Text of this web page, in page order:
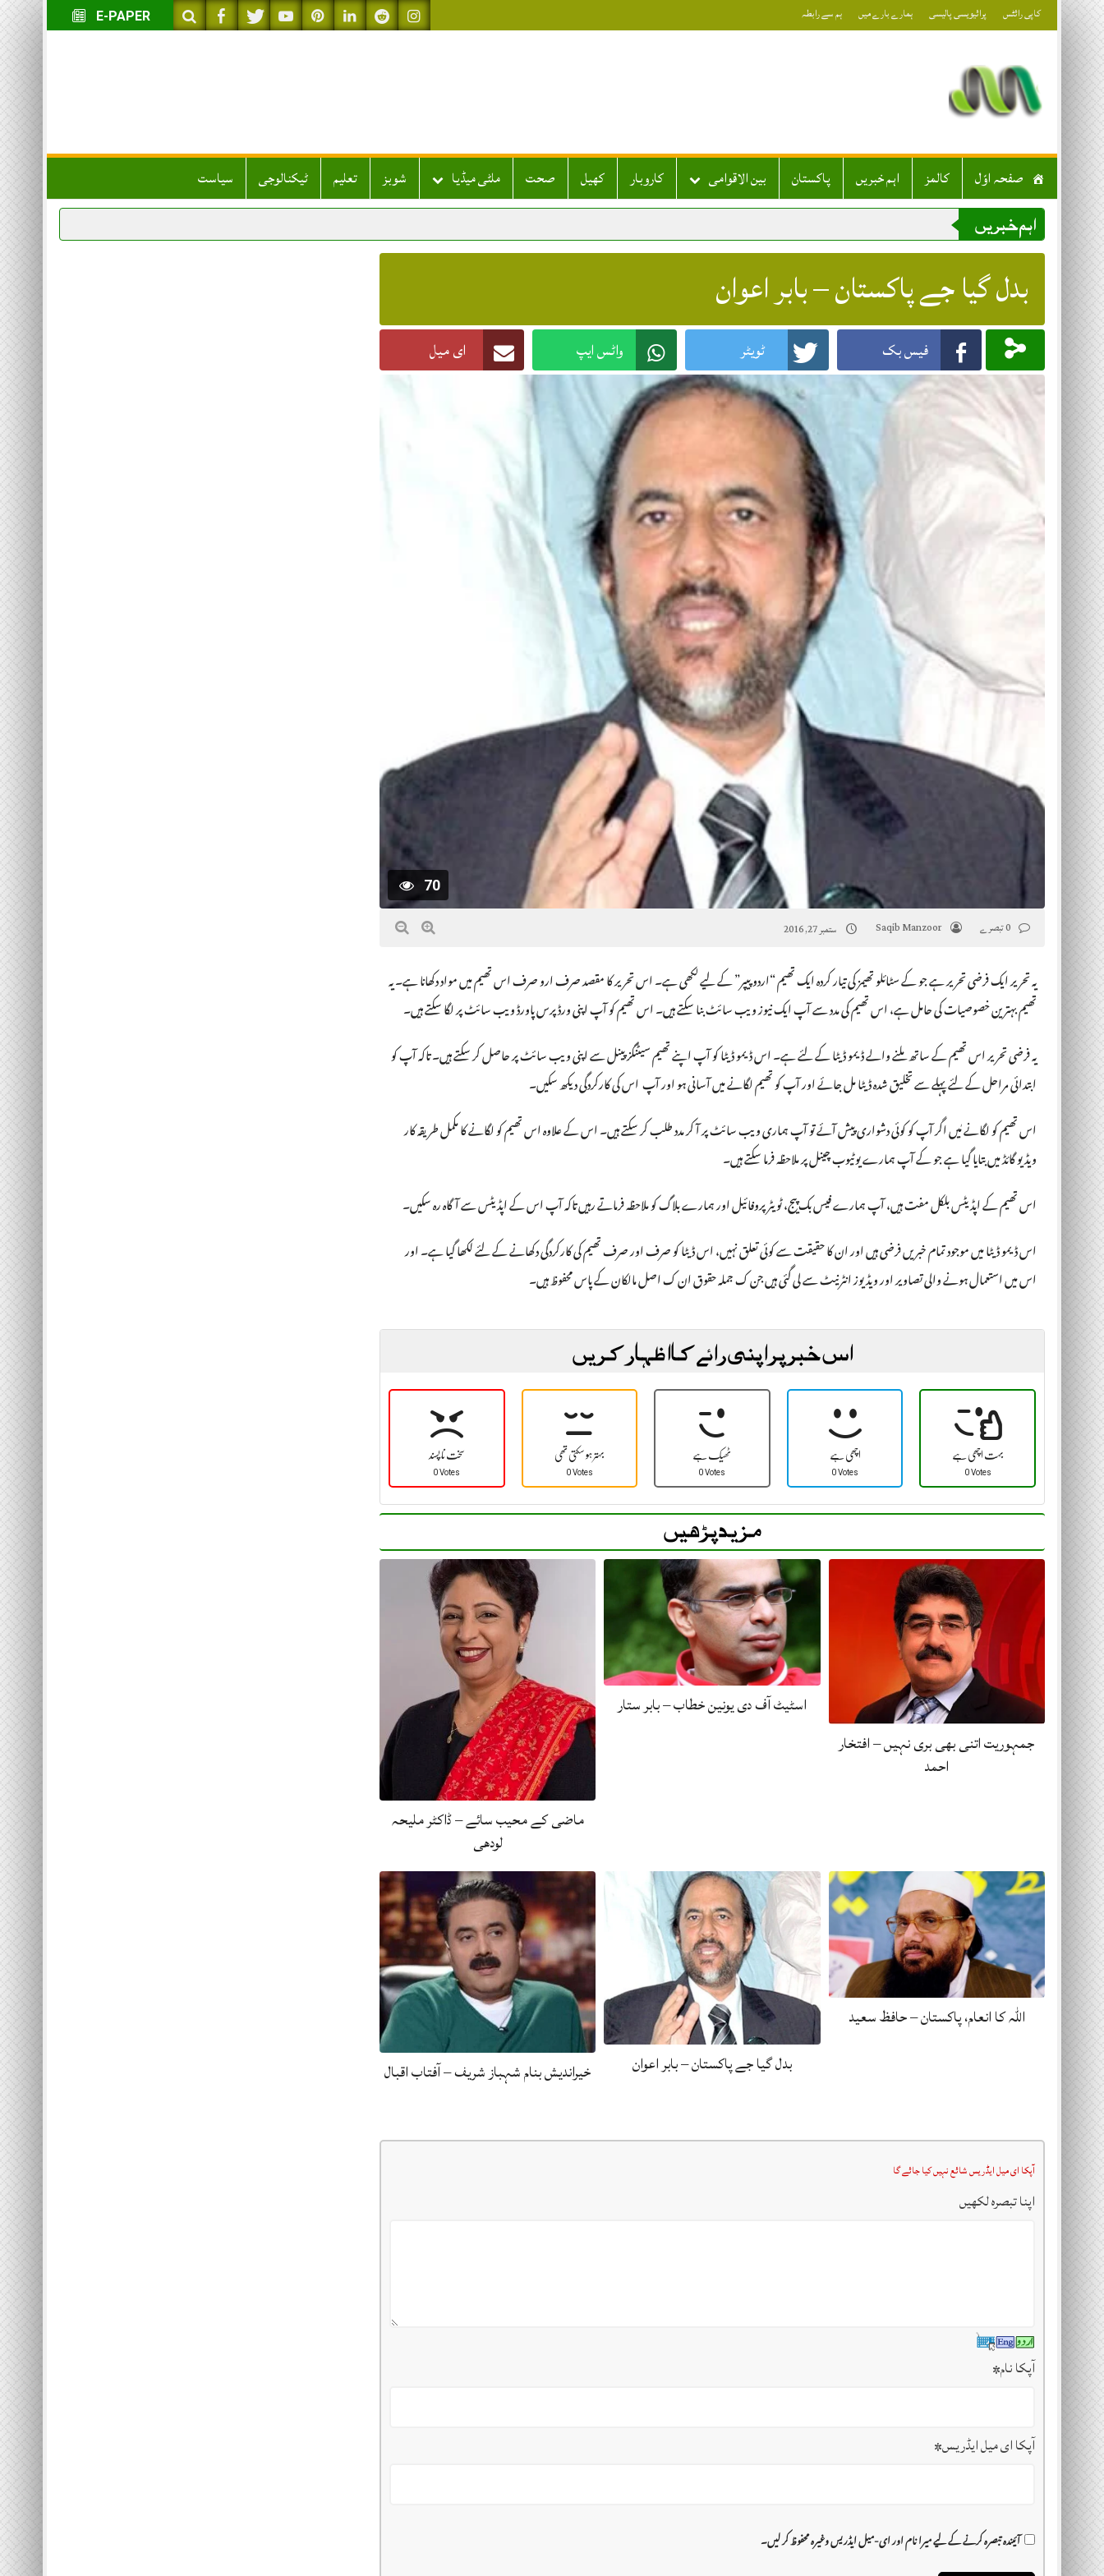
to
content
E-PAPER کاپی رائٹس پرائیویسی پالیسی ہمارے بارے میں ہم سے رابطہ
صفحہ اوّل کالمز اہم خبریں پاکستان بین الاقوامی کاروبار کھیل صحت ملٹی میڈیا شوبز تعلیم ٹیکنالوجی سیاست
اہم خبریں
بدل گیا جے پاکستان – بابر اعوان
فیس بک ٹویٹر واٹس ایپ ای میل
70
Saqib Manzoor ستمبر 27, 2016
یہ تحریر ایک فرضی تحریر ہے جو کے سٹائلو تھیمز کی تیار کردہ ایک تھیم “اردو پیپر” کے لیے لکھی ہے۔ اس تحریر کا مقصد صرف ارو صرف اس تھیم میں مواد دکھانا ہے۔ یہ
تھیم بہترین خصوصیات کی حامل ہے، اس تھیم کی مدد سے آپ ایک نیوز ویب سائٹ بنا سکتے ہیں۔ اس تھیم کو آپ اپنی ورڈپرس پاورڈ ویب سائٹ پر لگا سکتے ہیں۔
یہ فرضی تحریر اس تھیم کے ساتھ ملنے والے ڈیمو ڈیٹا کے لئے ہے۔ اس ڈیمو ڈیٹا کو آپ اپنے تھیم سیٹنگز پینل سے اپنی ویب سائٹ پر حاصل کر سکتے ہیں۔ تاکہ آپ کو
ابتدائی مراحل کے لئے پہلے سے تخلیق شدہ ڈیٹا مل جائے اور آپ کو تھیم لگانے میں آسانی ہو اور آپ اس کی کارکردگی دیکھ سکیں۔
اس تھیم کو لگانے مٰیں اگر آپ کو کوئی دشواری پیش آئے تو آپ ہماری ویب سائٹ پر آ کر مدد طلب کر سکتے ہیں۔ اس کے علاوہ اس تھیم کو لگانے کا مکمل طریقہ کار
ویڈیو گائڈ میں بتایا گیا ہے جو کے آپ ہمارے یوٹیوب چینل پر ملاحظہ فرما سکتے ہیں۔
اس تھیم کے اپڈیٹس بلکل مفت ہیں، آپ ہمارے فیس بک پیج، ٹویٹر پروفائیل اور ہمارے بلاگ کو ملاحظہ فرماتے رہیں تاکہ آپ اس کے اپڈیٹس سے آگاہ رہ سکیں۔
اس ڈیمو ڈیٹا میں موجود تمام خبریں فرضی ہیں اور ان کا حقیقت سے کوئی تعلق نہیں، اس ڈیٹا کو صرف اور صرف تھیم کی کارکردگی دکھانے کے لئے لکھا گیا ہے۔ اور
اس میں استعمال ہونے والی تصاویر اور ویڈیوز انٹرنیٹ سے لی گئی ہیں جن ک جملہ حقوق ان ک اصل مالکان کے پاس محفوظ ہیں۔
اس خبر پر اپنی رائے کا اظہار کریں
سخت نا پسند
0 Votes
بہتر ہو سکتی تھی
0 Votes
ٹھیک ہے
0 Votes
اچھی ہے
0 Votes
بہت اچھی ہے
0 Votes
مزید پڑھیں
جمہوریت اتنی بھی بری نہیں – افتخار
احمد
اسٹیٹ آف دی یونین خطاب – بابر ستار
ماضی کے محیب سائے – ڈاکٹر ملیحہ
لودھی
اللہ کا انعام، پاکستان – حافظ سعید
بدل گیا جے پاکستان – بابر اعوان
خیراندیش بنام شہباز شریف – آفتاب اقبال
آپکا ای میل ایڈریس شائع نہیں کیا جائے گا
اپنا تبصرہ لکھیں
آپکا نام*
آپکا ای میل ایڈریس*
آئیندہ تبصرہ کرنے کے لیے میرا نام اور ای-میل ایڈریس وغیرہ محفوظ کر لیں۔